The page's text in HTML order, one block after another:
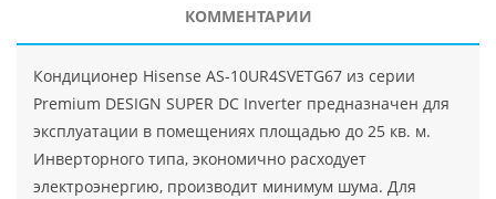
КОММЕНТАРИИ
Кондиционер Hisense AS-10UR4SVETG67 из серии
Premium DESIGN SUPER DC Inverter предназначен для
эксплуатации в помещениях площадью до 25 кв. м.
Инверторного типа, экономично расходует
электроэнергию, производит минимум шума. Для